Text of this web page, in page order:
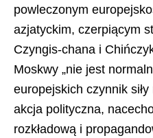
powleczonym
azjatyckim, czerpiącym
Czyngis-chana i
Moskwy „nie jest
europejskich czynnik
akcja polityczna,
rozkładową i